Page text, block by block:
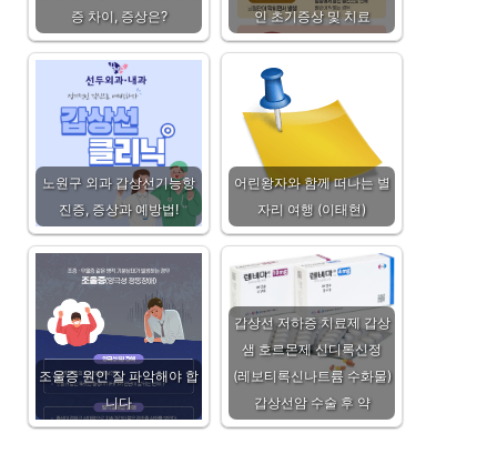
증 차이, 증상은?
인 초기증상 및 치료
노원구 외과 갑상선기능항
진증, 증상과 예방법!
어린왕자와 함께 떠나는 별
자리 여행 (이태현)
조울증 원인 잘 파악해야 합
니다
갑상선 저하증 치료제 갑상
샘 호르몬제 신디록신정
(레보티록신나트륨 수화물)
갑상선암 수술 후 약